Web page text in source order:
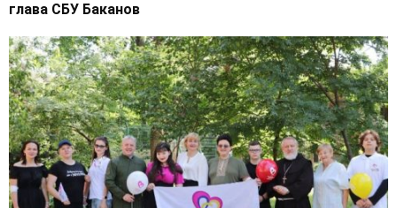
глава СБУ Баканов